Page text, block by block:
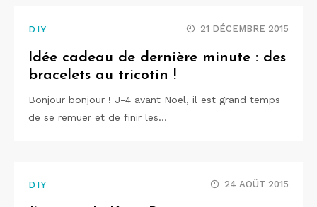
DIY 21 DÉCEMBRE 2015
Idée cadeau de dernière minute : des
bracelets au tricotin !
Bonjour bonjour ! J-4 avant Noël, il est grand temps
de se remuer et de finir les…
DIY 24 AOÛT 2015